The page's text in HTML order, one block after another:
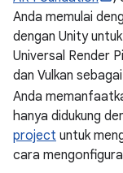
Anda memulai
dengan Unity
Universal Render
dan Vulkan
Anda
hanya didukung
project untuk
cara